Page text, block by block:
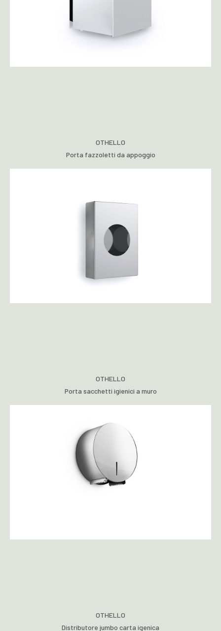
OTHELLO
Porta fazzoletti da appoggio
OTHELLO
Porta sacchetti igienici a muro
OTHELLO
Distributore jumbo carta igenica